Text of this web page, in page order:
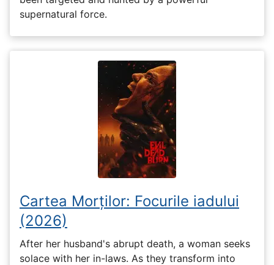
supernatural force.
Cartea Morților: Focurile iadului
(2026)
After her husband's abrupt death, a woman seeks
solace with her in-laws. As they transform into